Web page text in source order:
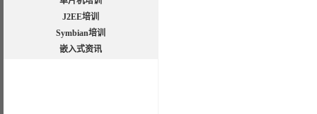
J2EE培训
Symbian培训
嵌入式资讯